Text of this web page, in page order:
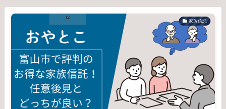
家族信託